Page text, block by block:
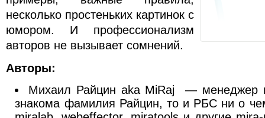
несколько простеньких картинок с
юмором. И профессионализм
авторов не вызывает сомнений.
Авторы:
Михаил Райцин aka MiRaj — менеджер
знакома фамилия Райцин, то и РБС ни о